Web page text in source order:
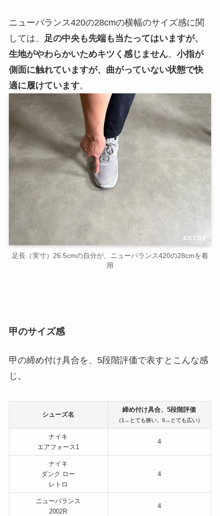
ニューバランス420の28cmの横幅のサイズ感に関
しては、 足の中央も先端も当たってはいますが、
生地がやわらかいためキツく感じません。 小指が
側面に触れていますが、曲がっていない状態で快
適に履けています。
足長（実寸）26.5cmの自分が、ニューバランス420の28cmを着
用
甲のサイズ感
甲の締め付け具合を、5段階評価で表すとこんな感
じ。
シューズ名
締め付け具合、5段階評価
（1→とても狭い、5→とても広い）
ナイキ
エアフォース1
4
ナイキ
ダンク ロー
レトロ
4
ニューバランス
2002R
4